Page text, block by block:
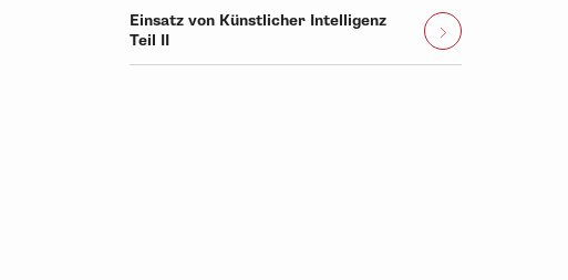
Einsatz von Künstlicher Intelligenz
Teil II